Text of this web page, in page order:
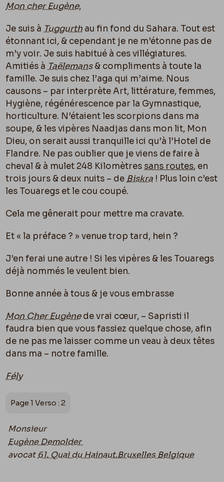
Mon cher Eugène,
Je suis à Tuggurth au fin fond du Sahara. Tout est
étonnant ici, & cependant je ne m’étonne pas de
m’y voir. Je suis habitué à ces villégiatures.
Amitiés à Taëlemans& compliments à toute la
famille. Je suis chez l’aga qui m’aime. Nous
causons – par interprète Art, littérature, femmes,
Hygiène, régénérescence par la Gymnastique,
horticulture. N’étaient les scorpions dans ma
soupe, & les vipères Naadjas dans mon lit, Mon
Dieu, on serait aussi tranquille ici qu’à l’Hotel de
Flandre. Ne pas oublier que je viens de faire à
cheval & à mulet 248 Kilomètres sans routes, en
trois jours & deux nuits – de Biskra ! Plus loin c’est
les Touaregs et le cou coupé.
Cela me gênerait pour mettre ma cravate.
Et « la préface ? » venue trop tard, hein ?
J’en ferai une autre ! Si les vipères & les Touaregs
déjà nommés le veulent bien.
Bonne année à tous & je vous embrasse
Mon Cher Eugènede vrai cœur, – Sapristi il
faudra bien que vous fassiez quelque chose, afin
de ne pas me laisser comme un veau à deux têtes
dans ma – notre famille.
Fély
Page 1 Verso : 2
Monsieur
Eugène Demolder
avocat 61. Quai du Hainaut.Bruxelles Belgique